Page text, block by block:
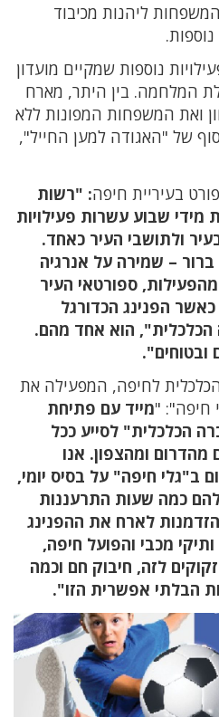
המשפחות ליהנות מכיבוד
נוספות שמקיים מועדון
המלחמה. בין היתר, מארח
ואת המשפחות המפונות ללא
של "האגודה למען החייל",
בעיריית חיפה: "רשות
מידי שבוע עשרות פעילויות
ולתושבי העיר כאחד.
– שמירה על אנרגיה
ספורטאי העיר
כאשר הפנינג הכדורגל
הכלכלית", הוא אחד מהם.
ובטוחים".
לחיפה, המפעילה את
חיפה": "מייד עם פתיחת
הכלכלית" לסייע ככל
ומהצפון. אנו
ב"גלי חיפה" על בסיס יומי,
כמה שעות התרעננות
לארח את ההפנינג
מכבי והפועל חיפה,
לזה, חיבוק חם וכמה
הבלתי אפשרית הזו".